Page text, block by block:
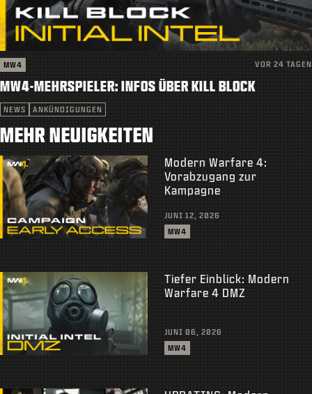
MW4 VOR 24 TAGEN
MW4-MEHRSPIELER: INFOS ÜBER KILL BLOCK
NEWS ANKÜNDIGUNGEN
MEHR NEUIGKEITEN
Modern Warfare 4:
Vorabzugang zur
Kampagne
JUNI 12, 2026
MW4
Tiefer Einblick: Modern
Warfare 4 DMZ
JUNI 06, 2026
MW4